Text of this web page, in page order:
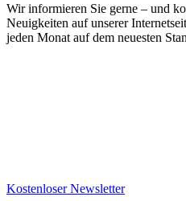
Wir informieren Sie gerne – und
Neuigkeiten auf unserer
jeden Monat auf dem neuesten
Kostenloser Newsletter